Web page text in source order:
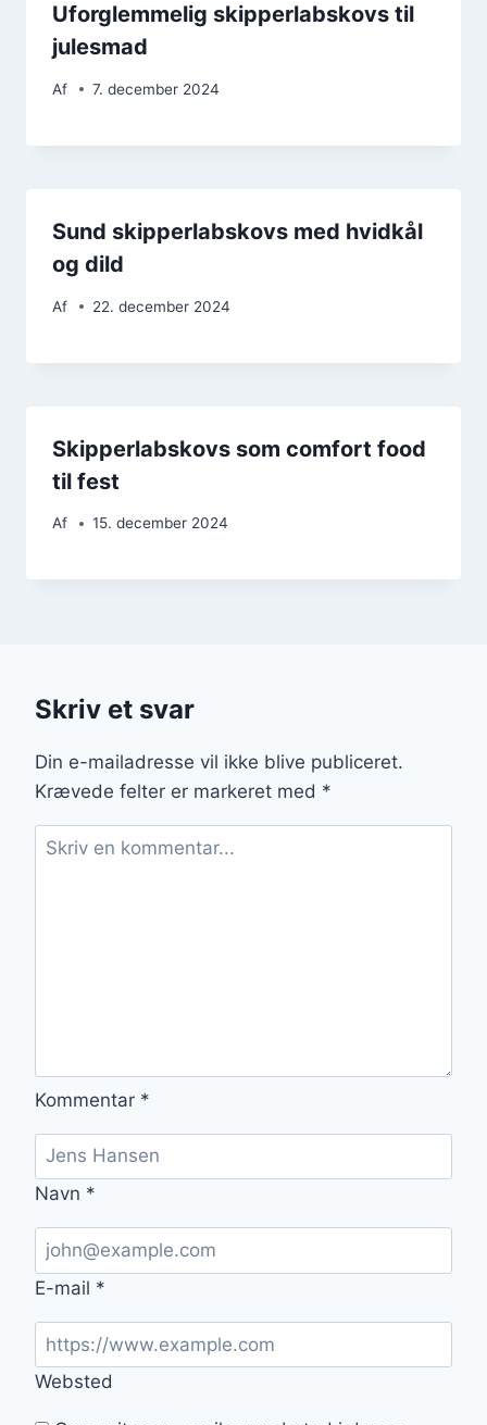
Uforglemmelig skipperlabskovs til
julesmad
Af 7. december 2024
Sund skipperlabskovs med hvidkål
og dild
Af 22. december 2024
Skipperlabskovs som comfort food
til fest
Af 15. december 2024
Skriv et svar
Din e-mailadresse vil ikke blive publiceret.
Krævede felter er markeret med *
Kommentar *
Navn *
E-mail *
Websted